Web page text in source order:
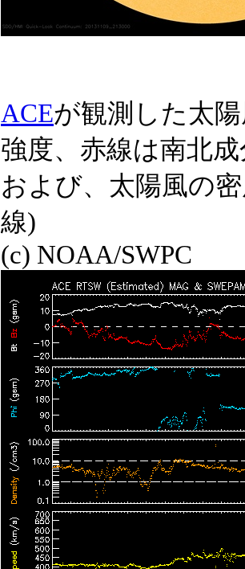
ACEが観測した太
強度、赤線は南北
および、太陽風の
線)
(c) NOAA/SWPC